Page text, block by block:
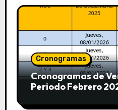
Cronogramas
Cronogramas de
Periodo Febrero